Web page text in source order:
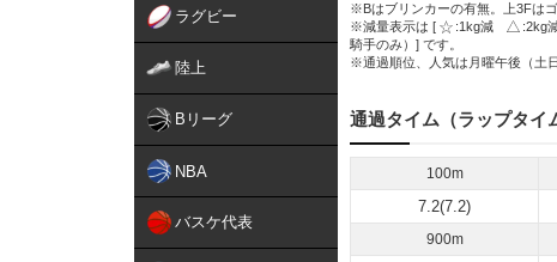
ラグビー
陸上
Bリーグ
NBA
バスケ代表
※Bはブリンカーの有無。上3Fは
※減量表示は [
:1kg減 :2kg
騎手のみ）] です。
※通過順位、人気は月曜午後（土
通過タイム（ラップタイ
100m
7.2(7.2)
900m